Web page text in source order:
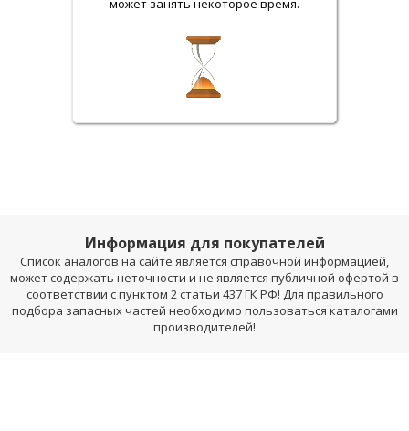
может занять некоторое время.
Информация для покупателей
Список аналогов на сайте является справочной информацией,
может содержать неточности и не является публичной офертой в
соответствии с пунктом 2 статьи 437 ГК РФ! Для правильного
подбора запасных частей необходимо пользоваться каталогами
производителей!